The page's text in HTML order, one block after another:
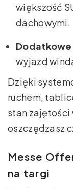
większość
dachowymi.
wyjazd
Dzięki
ruchem,
stan zajętości
oszczędzasz
Messe
na targi